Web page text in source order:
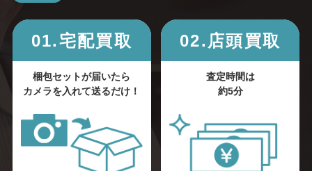
01.宅配買取
梱包セットが届いたら
カメラを入れて送るだけ！
02.店頭買取
査定時間は
約5分